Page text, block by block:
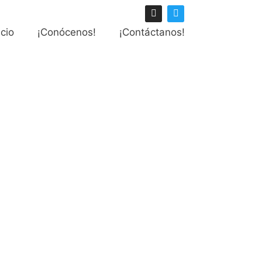
¡Conócenos! ¡Contáctanos!